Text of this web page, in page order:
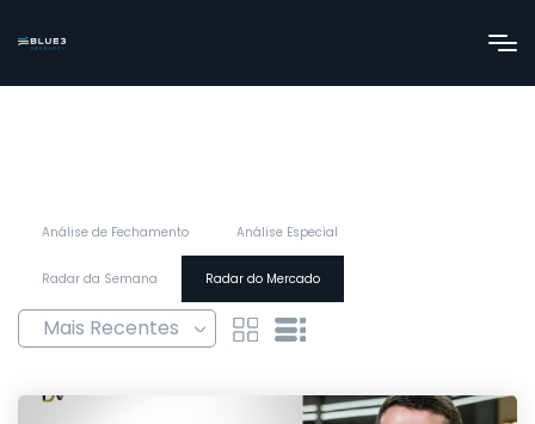
Análise de Fechamento Análise Especial
Radar da Semana Radar do Mercado